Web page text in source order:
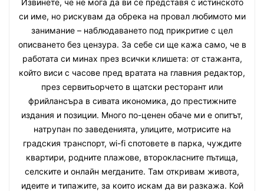
Извинете, че не мога да ви се представя с истинското
си име, но рискувам да обрека на провал любимото ми
занимание – наблюдаването под прикритие с цел
описването без цензура. За себе си ще кажа само, че в
работата си минах през всички клишета: от стажанта,
който виси с часове пред вратата на главния редактор,
през сервитьорчето в щатски ресторант или
фрийлансъра в сивата икономика, до престижните
издания и позиции. Много по-ценен обаче ми е опитът,
натрупан по заведенията, улиците, мотрисите на
градския транспорт, wi-fi спотовете в парка, чуждите
квартири, родните плажове, второкласните пътища,
селските и онлайн мегданите. Там откривам живота,
идеите и типажите, за които искам да ви разкажа. Кой